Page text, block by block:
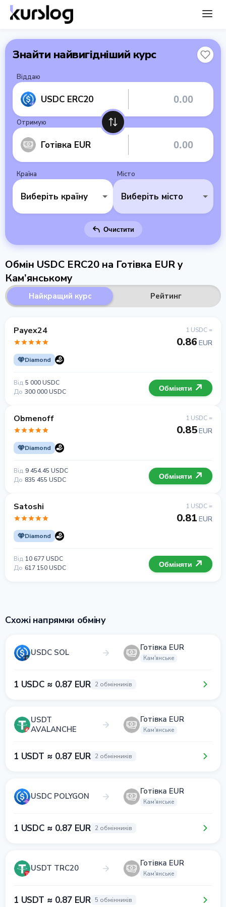
Знайти найвигідніший курс
Віддаю
USDC ERC20
Отримую
Готівка EUR
Країна
Виберіть країну
Місто
Виберіть місто
Очистити
Обмін USDC ERC20 на Готівка EUR у
Кам’янському
Найкращий курс Рейтинг
Payex24
Diamond
1 USDC =
0.86 EUR
Від 5 000 USDC
До 300 000 USDC Обміняти
Obmenoff
Diamond
1 USDC =
0.85EUR
Від 9 454.45 USDC
До 835 455 USDC Обміняти
Satoshi
Diamond
1 USDC =
0.81 EUR
Від 10 677 USDC
До 617 150 USDC Обміняти
Схожі напрямки обміну
USDC SOL Готівка EUR
Кам'янське
1 USDC ≈ 0.87 EUR 2 обмінників
USDT
AVALANCHE
Готівка EUR
Кам'янське
1 USDT ≈ 0.87 EUR 2 обмінників
USDC POLYGON Готівка EUR
Кам'янське
1 USDC ≈ 0.87 EUR 2 обмінників
USDT TRC20 Готівка EUR
Кам'янське
1 USDT ≈ 0.87 EUR 5 обмінників